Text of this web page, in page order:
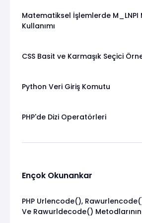
Matematiksel İşlemlerde M_LNPI
Kullanımı
CSS Basit ve Karmaşık Seçici
Python Veri Giriş Komutu
PHP'de Dizi Operatörleri
Ençok Okunankar
PHP Urlencode(),
Ve Rawurldecode() Metodlarının